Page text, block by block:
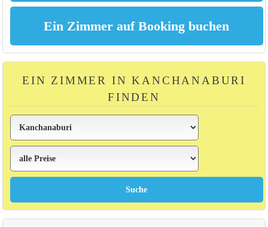
EIN ZIMMER IN KANCHANABURI
FINDEN